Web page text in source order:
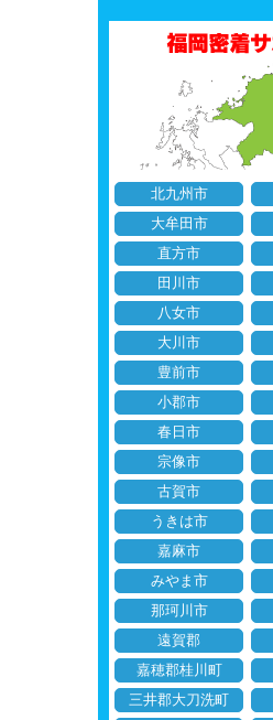
北九州市
大牟田市
直方市
田川市
八女市
大川市
豊前市
小郡市
春日市
宗像市
古賀市
うきは市
嘉麻市
みやま市
那珂川市
遠賀郡
嘉穂郡桂川町
三井郡大刀洗町